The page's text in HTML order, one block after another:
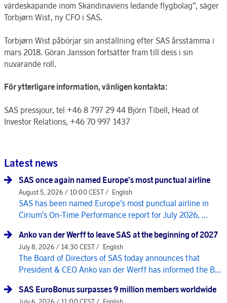
värdeskapande inom Skandinaviens ledande flygbolag”, säger
Torbjørn Wist, ny CFO i SAS.
Torbjørn Wist påbörjar sin anställning efter SAS årsstämma i
mars 2018. Göran Jansson fortsätter fram till dess i sin
nuvarande roll.
För ytterligare information, vänligen kontakta:
SAS pressjour, tel +46 8 797 29 44 Björn Tibell, Head of
Investor Relations, +46 70 997 1437
Latest news
SAS once again named Europe's most punctual airline
August 5, 2026 / 10:00 CEST / English
SAS has been named Europe's most punctual airline in
Cirium's On-Time Performance report for July 2026, ...
Anko van der Werff to leave SAS at the beginning of 2027
July 8, 2026 / 14:30 CEST / English
The Board of Directors of SAS today announces that
President & CEO Anko van der Werff has informed the B...
SAS EuroBonus surpasses 9 million members worldwide